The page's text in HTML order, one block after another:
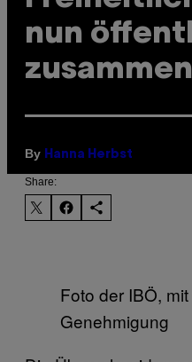
nun
zusammen
By Hanna Herbst
Share:
Foto der IBÖ,
Genehmigung